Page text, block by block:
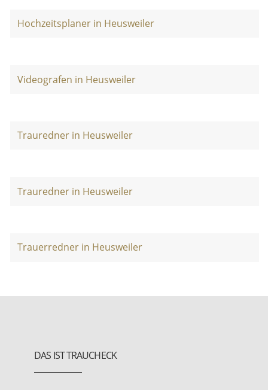
Hochzeitsplaner in Heusweiler
Videografen in Heusweiler
Trauredner in Heusweiler
Trauredner in Heusweiler
Trauerredner in Heusweiler
DAS IST TRAUCHECK